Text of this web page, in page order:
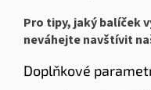
Pro tipy, jaký balíček
neváhejte navštívit
Doplňkové